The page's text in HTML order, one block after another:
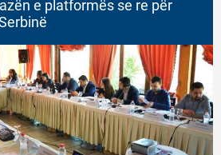
e platformës se re për